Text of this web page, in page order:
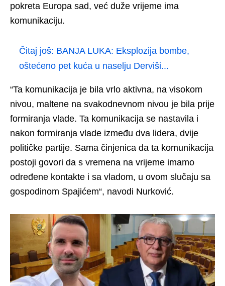
pokreta Europa sad, već duže vrijeme ima
komunikaciju.
Čitaj još: BANJA LUKA: Eksplozija bombe,
oštećeno pet kuća u naselju Derviši...
“Ta komunikacija je bila vrlo aktivna, na visokom
nivou, maltene na svakodnevnom nivou je bila prije
formiranja vlade. Ta komunikacija se nastavila i
nakon formiranja vlade između dva lidera, dvije
političke partije. Sama činjenica da ta komunikacija
postoji govori da s vremena na vrijeme imamo
određene kontakte i sa vladom, u ovom slučaju sa
gospodinom Spajićem“, navodi Nurković.